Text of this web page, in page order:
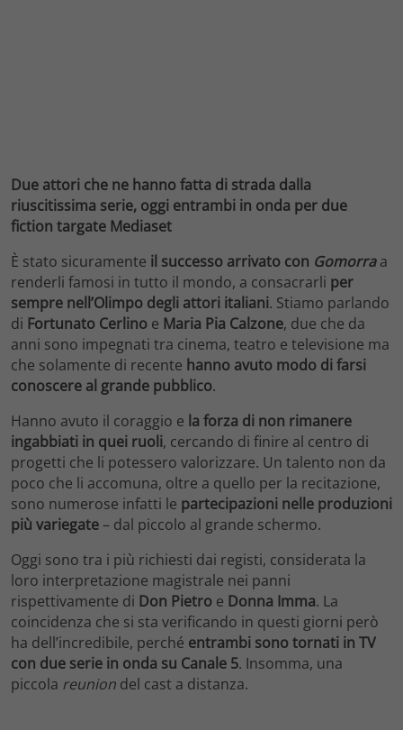
Due attori che ne hanno fatta di strada dalla
riuscitissima serie, oggi entrambi in onda per due
fiction targate Mediaset
È stato sicuramente il successo arrivato con Gomorraa
renderli famosi in tutto il mondo, a consacrarli per
sempre nell’Olimpo degli attori italiani. Stiamo parlando
di Fortunato Cerlino e Maria Pia Calzone, due che da
anni sono impegnati tra cinema, teatro e televisione ma
che solamente di recente hanno avuto modo di farsi
conoscere al grande pubblico.
Hanno avuto il coraggio e la forza di non rimanere
ingabbiati in quei ruoli, cercando di finire al centro di
progetti che li potessero valorizzare. Un talento non da
poco che li accomuna, oltre a quello per la recitazione,
sono numerose infatti le partecipazioni nelle produzioni
più variegate– dal piccolo al grande schermo.
Oggi sono tra i più richiesti dai registi, considerata la
loro interpretazione magistrale nei panni
rispettivamente di Don Pietro e Donna Imma. La
coincidenza che si sta verificando in questi giorni però
ha dell’incredibile, perché entrambi sono tornati in TV
con due serie in onda su Canale 5. Insomma, una
piccola reunion del cast a distanza.